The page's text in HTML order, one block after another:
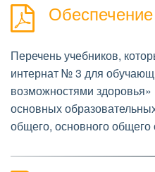
Перечень учебников,
интернат № 3 для
возможностями здоровья»
основных
общего, основного общего